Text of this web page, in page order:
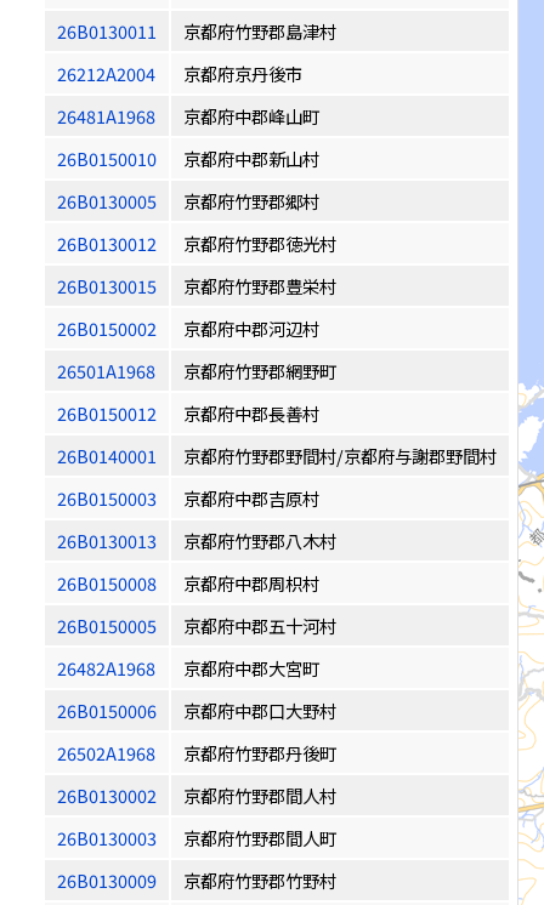
26B0130011
京都府竹野郡島津村
26212A2004
京都府京丹後市
26481A1968
京都府中郡峰山町
26B0150010
京都府中郡新山村
26B0130005
京都府竹野郡郷村
26B0130012
京都府竹野郡徳光村
26B0130015
京都府竹野郡豊栄村
26B0150002
京都府中郡河辺村
26501A1968
京都府竹野郡網野町
26B0150012
京都府中郡長善村
26B0140001
京都府竹野郡野間村/京都府与謝郡野間村
26B0150003
京都府中郡吉原村
26B0130013
京都府竹野郡八木村
26B0150008
京都府中郡周枳村
26B0150005
京都府中郡五十河村
26482A1968
京都府中郡大宮町
26B0150006
京都府中郡口大野村
26502A1968
京都府竹野郡丹後町
26B0130002
京都府竹野郡間人村
26B0130003
京都府竹野郡間人町
26B0130009
京都府竹野郡竹野村